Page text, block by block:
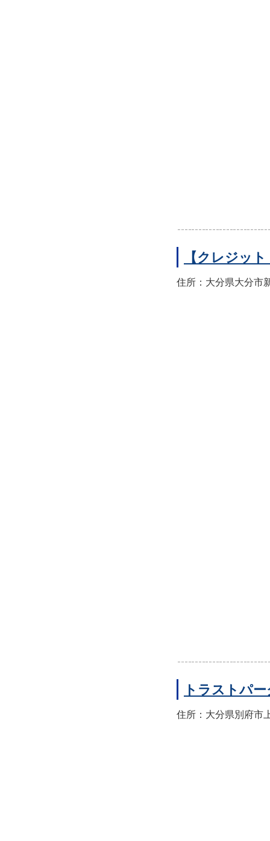
【クレジッ
住所：大分県大分市
トラストパ
住所：大分県別府市